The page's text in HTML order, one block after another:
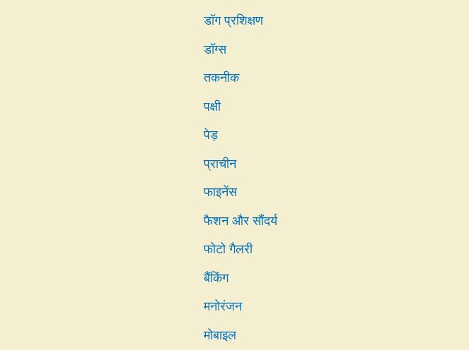
डॉग प्रशिक्षण
डॉग्स
तकनीक
पक्षी
पेड़
प्राचीन
फाइनेंस
फैशन और सौंदर्य
फोटो गैलरी
बैंकिंग
मनोरंजन
मोबाइल